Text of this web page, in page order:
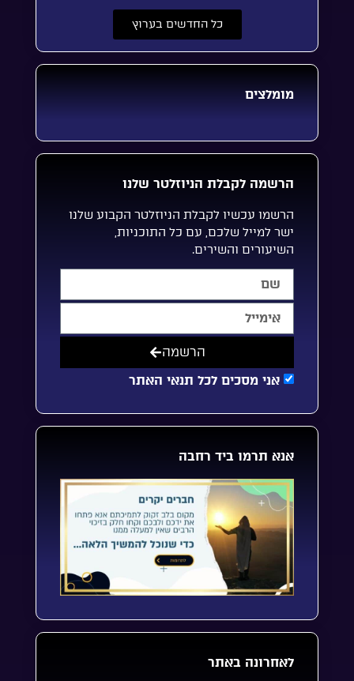
כל החדשים בערוץ
מומלצים
הרשמה לקבלת הניוזלטר שלנו
הרשמו עכשיו לקבלת הניוזלטר הקבוע שלנו
ישר למייל שלכם, עם כל התוכניות,
השיעורים והשירים.
אני מסכים לכל תנאי האתר
הרשמה
אנא תרמו ביד רחבה
לאחרונה באתר